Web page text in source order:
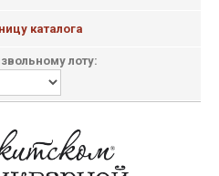
каталога
лоту: